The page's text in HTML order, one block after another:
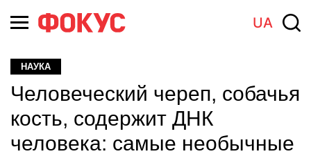
UA
НАУКА
Человеческий череп, собачья
кость, содержит ДНК
человека: самые необычные